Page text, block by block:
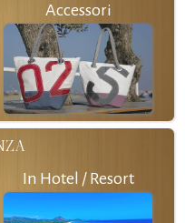
Accessori
In Hotel / Resort